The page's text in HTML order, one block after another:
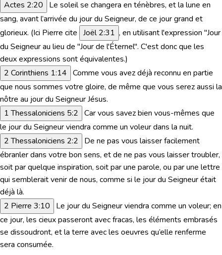
Actes 2:20
Le soleil se changera en ténèbres, et la lune en
sang, avant l’arrivée du jour du Seigneur, de ce jour grand et
glorieux. (Ici Pierre cite Joël 2:31 , en utilisant l'expression "Jour
du Seigneur au lieu de "Jour de l'Éternel". C'est donc que les
deux expressions sont équivalentes.)
2 Corinthiens 1:14 Comme vous avez déjà reconnu en partie
que nous sommes votre gloire, de même que vous serez aussi la
nôtre au jour du Seigneur Jésus.
1 Thessaloniciens 5:2 Car vous savez bien vous-mêmes que
le jour du Seigneur viendra comme un voleur dans la nuit.
2 Thessaloniciens 2:2
De ne pas vous laisser facilement
ébranler dans votre bon sens, et de ne pas vous laisser troubler,
soit par quelque inspiration, soit par une parole, ou par une lettre
qui semblerait venir de nous, comme si le jour du Seigneur était
déjà là.
2 Pierre 3:10
Le jour du Seigneur viendra comme un voleur; en
ce jour, les cieux passeront avec fracas, les éléments embrasés
se dissoudront, et la terre avec les oeuvres qu’elle renferme
sera consumée.